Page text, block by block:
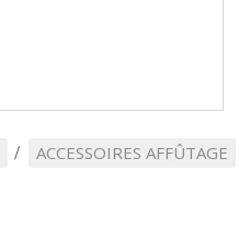
ACCESSOIRES AFFÛTAGE